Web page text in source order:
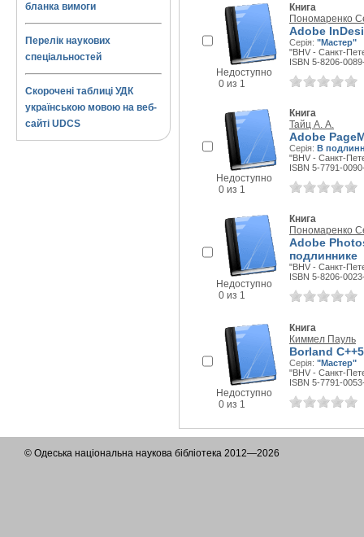
бланка вимоги
Перелік наукових
спеціальностей
Скорочені таблиці УДК
українською мовою на веб-
сайті UDCS
Недоступно
0 из 1
Книга
Пономаренко
Adobe
Серія: "Мастер"
"BHV - Санкт-
ISBN 5-8206-
Недоступно
0 из 1
Книга
Тайц А. А.
Adobe
Серія: В
"BHV - Санкт-
ISBN 5-7791-
Недоступно
0 из 1
Книга
Пономаренко
Adobe
подлиннике
"BHV - Санкт-
ISBN 5-8206-
Недоступно
0 из 1
Книга
Киммел Пауль
Borland C++5
Серія: "Мастер"
"BHV - Санкт-
ISBN 5-7791-
© Одеська національна наукова бібліотека 2012—2026